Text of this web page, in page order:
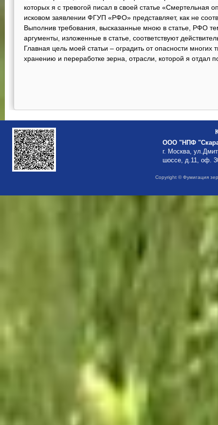
которых я с тревогой писал в своей статье «Смертельная
исковом заявлении ФГУП «РФО» представляет, как не
Выполнив требования, высказанные мною в статье, РФО
аргументы, изложенные в статье, соответствуют
Главная цель моей статьи – оградить от опасности многих
хранению и переработке зерна, отрасли, которой я отдал
ООО "НПФ
г. Москва,
шоссе, д.11, оф.
Copyright © Фумигация